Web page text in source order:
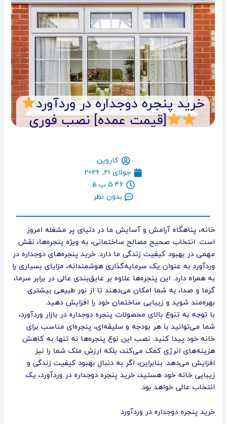
خرید پنجره دوجداره در وردآورد
[قیمت عمده] نصب فوری
کاروین
جولای 21, 2026
5:46 ب.ظ
بدون نظر
خانه، پناهگاه آرامش و آسایش ما در دنیای پر مشغله امروز
است. انتخاب صحیح مصالح ساختمانی، به ویژه پنجره‌ها، نقش
مهمی در بهبود کیفیت زندگی ما دارد. خرید پنجره‌های دوجداره در
وردآورد به عنوان یک سرمایه‌گذاری هوشمندانه، مزایای بسیاری را
به همراه دارد. این پنجره‌ها علاوه بر عایق‌بندی عالی در برابر سرما،
گرما و صدا، به شما امکان می‌دهند تا از نور طبیعی بیشتری
بهره‌مند شوید و زیبایی ساختمان خود را افزایش دهید.
با توجه به تنوع بالای محصولات پنجره دوجداره در بازار وردآورد،
شما می‌توانید با هر بودجه و سلیقه‌ای، پنجره‌ای مناسب برای
خانه خود پیدا کنید. نصب این نوع پنجره‌ها نه تنها به کاهش
هزینه‌های انرژی کمک می‌کند، بلکه ارزش ملک شما را نیز
افزایش می‌دهد. بنابراین، اگر به دنبال بهبود کیفیت زندگی و
زیبایی خانه خود هستید، خرید پنجره دوجداره در وردآورد، یک
انتخاب عالی خواهد بود.
خرید پنجره دوجداره در وردآورد